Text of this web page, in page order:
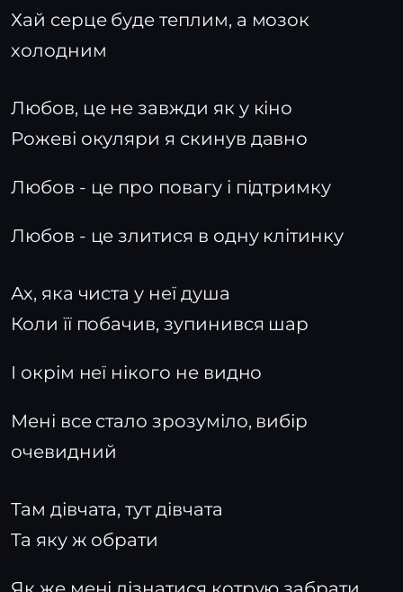
Хай серце буде теплим, а мозок
холодним
Любов, це не завжди як у кіно
Рожеві окуляри я скинув давно
Любов - це про повагу і підтримку
Любов - це злитися в одну клітинку
Ах, яка чиста у неї душа
Коли її побачив, зупинився шар
І окрім неї нікого не видно
Мені все стало зрозуміло, вибір
очевидний
Там дівчата, тут дівчата
Та яку ж обрати